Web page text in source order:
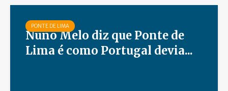
PONTE DE LIMA
Nuno Melo diz que Ponte de
Lima é como Portugal devia...